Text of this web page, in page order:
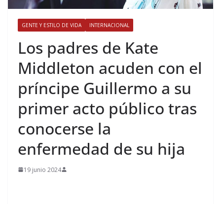
GENTE Y ESTILO DE VIDA INTERNACIONAL
​Los padres de Kate
Middleton acuden con el
príncipe Guillermo a su
primer acto público tras
conocerse la
enfermedad de su hija
19 junio 2024